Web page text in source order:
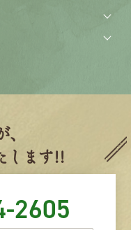
、
します!!
2605